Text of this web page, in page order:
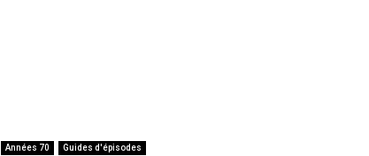
Années 70 Guides d'épisodes